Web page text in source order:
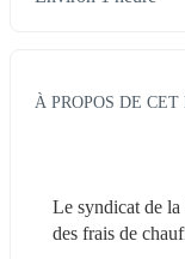
À PROPOS DE
Le syndicat de
des frais de